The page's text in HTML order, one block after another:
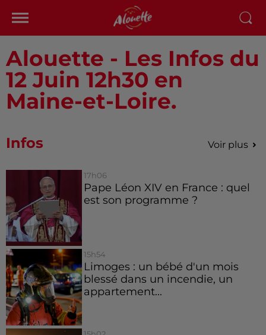
Alouette - Les Infos du
12 Juin 12h30 en
Maine-et-Loire.
Infos Voir plus
17h06
Pape Léon XIV en France : quel
est son programme ?
15h54
Limoges : un bébé d'un mois
blessé dans un incendie, un
appartement...